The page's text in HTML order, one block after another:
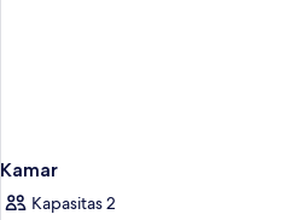
Kamar
Kapasitas 2